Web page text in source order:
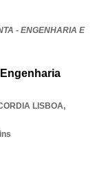
- ENGENHARIA E
LISBOA,